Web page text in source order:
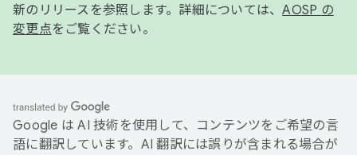
新のリリースを参照します。詳細については、AOSP の
変更点をご覧ください。
Google は AI 技術を使用して、コンテンツをご希望の言
語に翻訳しています。AI 翻訳には誤りが含まれる場合が